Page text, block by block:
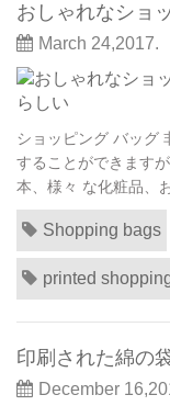
March 24,2017.
ショッピング バッグ
することができます
本、様々 な化粧品、
れらの袋は実際に彼
なされます。 たとえ
ショッピング バッグ
携帯電話と財布を含
Shopping bags
printed
印刷された綿の
December